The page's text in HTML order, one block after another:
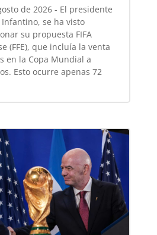
de 2026 - El presidente
Infantino, se ha visto
su propuesta FIFA
(FFE), que incluía la venta
en la Copa Mundial a
Esto ocurre apenas 72